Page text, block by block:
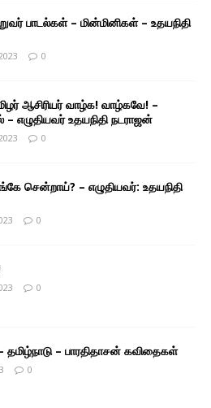
பாடல்கள் – மின்மினிகள் – உதயநிதி
0
ஆசிரியர் வாழ்க! வாழ்கவே! –
– எழுதியவர் உதயநிதி நடராஜன்
0
சென்றாய்? – எழுதியவர்: உதயநிதி
0
0
தமிழ்நாடு – பாரதிதாசன் கவிதைகள்
0